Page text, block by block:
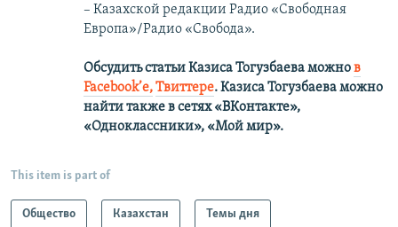
– Казахской редакции Радио «Свободная
Европа»/Радио «Свобода».
Обсудить статьи Казиса Тогузбаева можнов
Facebook’е,Твиттере.Казиса Тогузбаева можно
найти также в сетях«ВКонтакте»,
«Одноклассники», «Мой мир».
This item is part of
Общество Казахстан Темы дня